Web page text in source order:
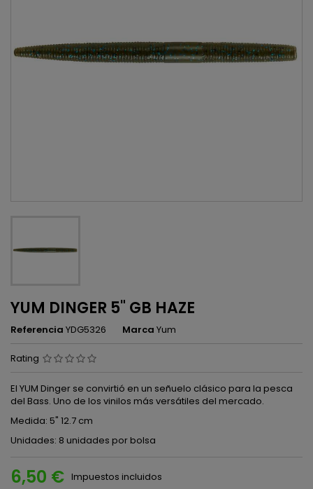
YUM DINGER 5" GB HAZE
Referencia YDG5326 Marca Yum
Rating
El YUM Dinger se convirtió en un señuelo clásico para la pesca
del Bass. Uno de los vinilos más versátiles del mercado.
Medida: 5" 12.7 cm
Unidades: 8 unidades por bolsa
6,50 € Impuestos incluidos